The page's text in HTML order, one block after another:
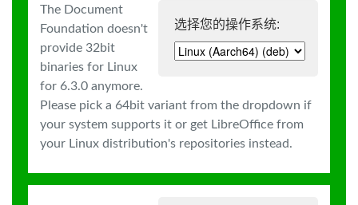
选择您的操作系统:
The Document
Foundation doesn't
provide 32bit
binaries for Linux
for 6.3.0 anymore.
Please pick a 64bit variant from the dropdown if
your system supports it or get LibreOffice from
your Linux distribution's repositories instead.